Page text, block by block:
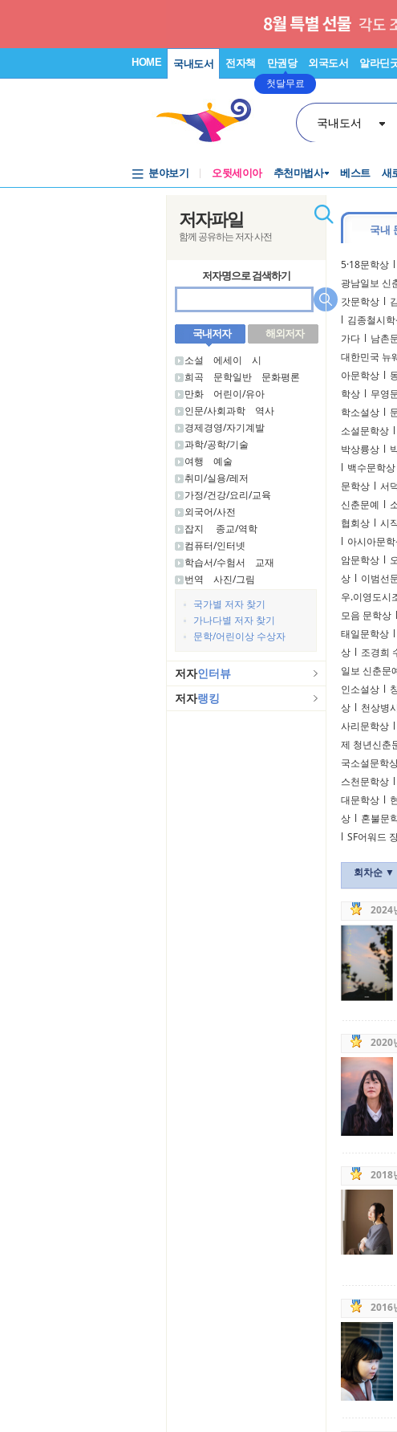
HOME 국내도서 전자책 만권당
첫달무료
외국도서 알라딘
국내도서
분야보기 오뒷세이아 추천마법사 베스트 새
저자파일
함께 공유하는 저자 사전
저자명으로 검색하기
국내저자 해외저자
소설 에세이
시
희곡
문학일반
문화평론
만화
어린이/유아
인문/사회과학
역사
경제경영/자기계발
과학/공학/기술
여행
예술
취미/실용/레저
가정/건강/요리/교육
외국어/사전
잡지
종교/역학
컴퓨터/인터넷
학습서/수험서
교재
번역
사진/그림
국가별 저자 찾기
가나다별 저자 찾기
문학/어린이상 수상자
저자인터뷰
저자랭킹
국내
5·18문학상 l
광남일보 신
갓문학상 l
l 김종철시
가다 l 남촌
대한민국 뉴
아문학상 l
학상 l 무영
학소설상 l
소설문학상 l
박상륭상 l
l 백수문학상
문학상 l 서
신춘문예 l
협회상 l 시
l 아시아문
암문학상 l
상 l 이범선
우.이영도시
모음 문학상 l
태일문학상 l
상 l 조경희
일보 신춘문
인소설상 l
상 l 천상병
사리문학상 l
제 청년신춘
국소설문학
스천문학상 l
대문학상 l
상 l 혼불문
l SF어워드
회차순 ▼
2024
2020
2018
2016